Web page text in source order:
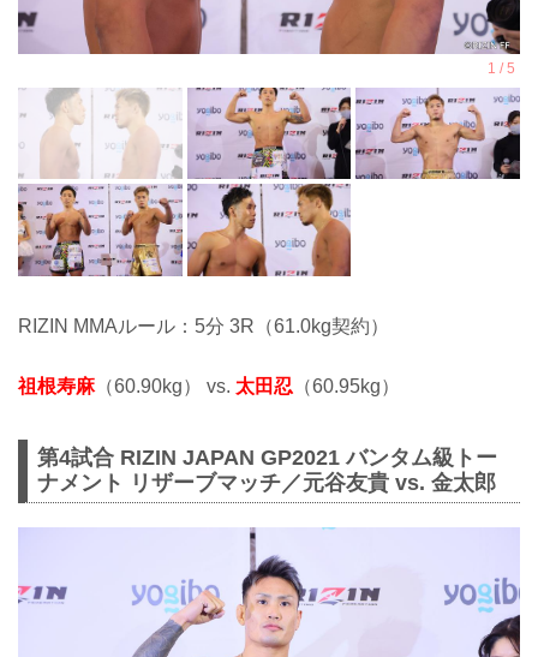
RIZIN MMAルール：5分 3R（61.0kg契約）
祖根寿麻（60.90kg） vs. 太田忍 （60.95kg）
第4試合 RIZIN JAPAN GP2021 バンタム級トー
ナメント リザーブマッチ／元谷友貴 vs. 金太郎